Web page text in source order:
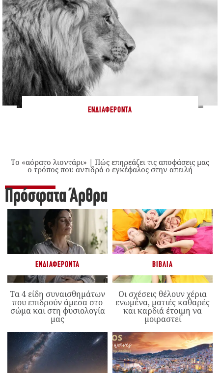
ΕΝΔΙΑΦΈΡΟΝΤΑ
Το «αόρατο λιοντάρι» | Πώς επηρεάζει τις αποφάσεις μας
ο τρόπος που αντιδρά ο εγκέφαλος στην απειλή
Πρόσφατα Άρθρα
ΕΝΔΙΑΦΈΡΟΝΤΑ
Τα 4 είδη συναισθημάτων
που επιδρούν άμεσα στο
σώμα και στη φυσιολογία
μας
ΒΙΒΛΊΑ
Οι σχέσεις θέλουν χέρια
ενωμένα, ματιές καθαρές
και καρδιά έτοιμη να
μοιραστεί